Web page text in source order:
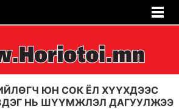
ЮН СОК ЁЛ ХҮҮХДЭЭС
НЬ ШҮҮМЖЛЭЛ ДАГУУЛЖЭЭ